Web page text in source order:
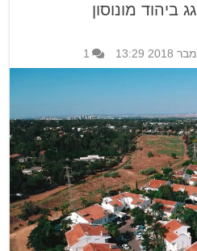
ביהוד מונוסון
1